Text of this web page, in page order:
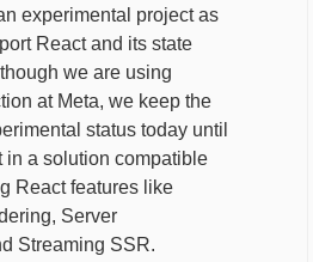
experimental project as
React and its state
we are using
at Meta, we keep the
status today until
in a solution compatible
React features like
Server
Streaming SSR.